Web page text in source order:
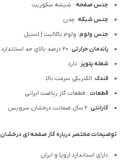
جنس صفحه : شیشه سکوریت
جنس شبکه: چدن
جنس ولوم: ولوم باکالیت | استیل
راندمان حرارتی: 20 درصد بالای حد استاندارد
شعله پلوپز: دارد
فندک: الکتریکی سرعت بالا
قطعات : قطعات گاز ریاضت ایرانی
گارانتی: 2 سال ضمانت درخشان سرویس
توضیحات مختصر درباره گاز صفحه ای درخشان
دارای استاندارد اروپا و ایران